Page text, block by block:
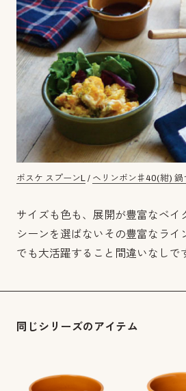
ボスケ スプーンL / ヘリンボン♯40(紺) 鍋
サイズも色も、展開が豊富なベイ
シーンを選ばないその豊富なライ
でも大活躍すること間違いなしで
同じシリーズのアイテム